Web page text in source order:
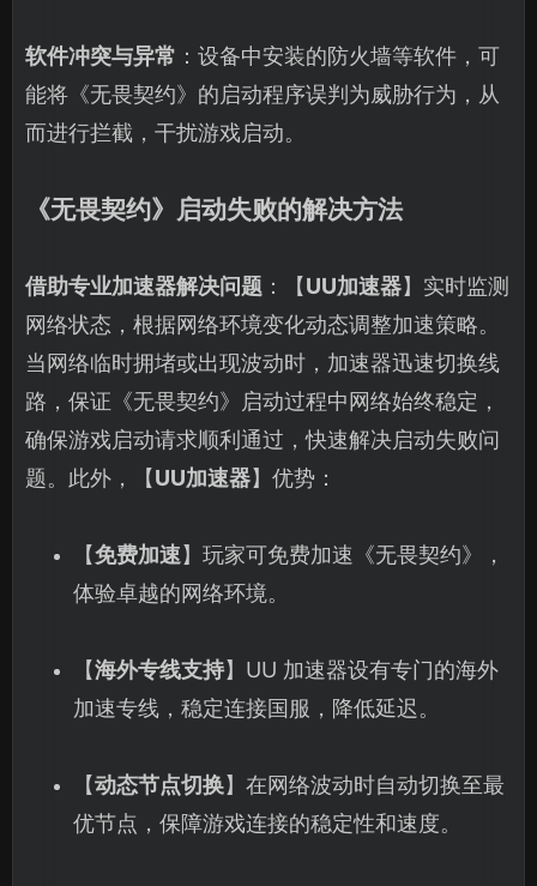
软件冲突与异常 ：设备中安装的防火墙等软件，可
能将《无畏契约》的启动程序误判为威胁行为，从
而进行拦截，干扰游戏启动。
《无畏契约》启动失败的解决方法
借助专业加速器解决问题 ：【UU加速器】实时监测
网络状态，根据网络环境变化动态调整加速策略。
当网络临时拥堵或出现波动时，加速器迅速切换线
路，保证《无畏契约》启动过程中网络始终稳定，
确保游戏启动请求顺利通过，快速解决启动失败问
题。此外，【UU加速器】优势：
【免费加速】玩家可免费加速《无畏契约》，
体验卓越的网络环境。
【海外专线支持】UU 加速器设有专门的海外
加速专线，稳定连接国服，降低延迟。
【动态节点切换】在网络波动时自动切换至最
优节点，保障游戏连接的稳定性和速度。